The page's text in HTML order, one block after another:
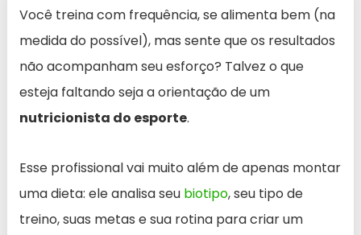
Você treina com frequência, se alimenta bem (na
medida do possível), mas sente que os resultados
não acompanham seu esforço? Talvez o que
esteja faltando seja a orientação de um
nutricionista do esporte.
Esse profissional vai muito além de apenas montar
uma dieta: ele analisa seu biotipo, seu tipo de
treino, suas metas e sua rotina para criar um